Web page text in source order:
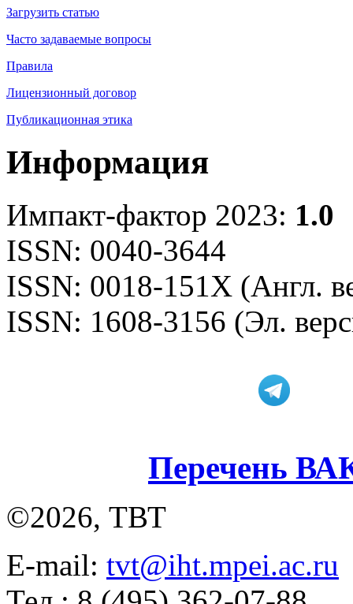
Загрузить статью
Часто задаваемые вопросы
Правила
Лицензионный договор
Публикационная этика
Информация
Импакт-фактор 2023: 1.0
ISSN: 0040-3644
ISSN: 0018-151X (Англ.
ISSN: 1608-3156 (Эл.
Перечень
©2026, ТВТ
E-mail: tvt@iht.mpei.ac.ru